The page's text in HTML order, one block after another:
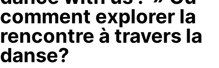
comment explorer la
rencontre à travers la
danse?